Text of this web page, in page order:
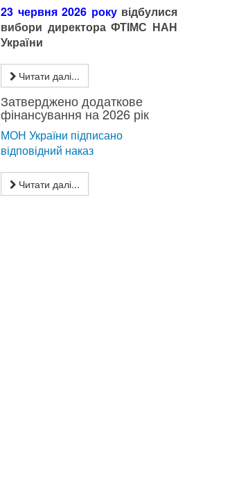
23 червня 2026 року відбулися
вибори директора ФТІМС НАН
України
Читати далі...
Затверджено додаткове
фінансування на 2026 рік
МОН України підписано
відповідний наказ
Читати далі...